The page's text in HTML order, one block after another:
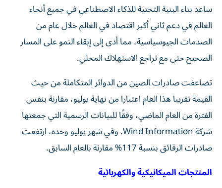
ساعد بناء البنية التحتية للذكاء الاصطناعي في جميع أنحاء
العالم في دعم ثاني أكبر اقتصاد في العالم خلال عام من
الصدمات الجيوسياسية، مما أدى إلى إبقاء النمو على المسار
الصحيح حتى مع تراجع الاستهلاك المحلي.
تضاعفت صادرات الصين من الدوائر المتكاملة من حيث
القيمة تقريبا هذا العام اعتبارا من نهاية يوليو، مقارنة بنفس
الفترة من العام الماضي، وفقًا للبيانات الرسمية التي جمعتها
شركة Wind Information. وفي شهر يوليو وحده، ارتفعت
صادرات الرقائق بنسبة 117% مقارنة بالعام السابق.
المنتجات الميكانيكية والكهربائية